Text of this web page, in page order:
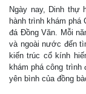
Ngày nay, Dinh thự
hành trình khám phá
đá Đồng Văn. Mỗi
và ngoài nước đến
kiến trúc cổ kính
khám phá công trình
yên bình của đồng